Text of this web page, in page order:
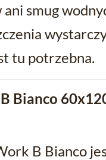
smug
tu potrzebna.
Bianco
B Bianco